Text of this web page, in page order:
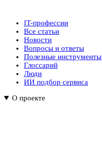
IT-профессии
Все статьи
Новости
Вопросы и ответы
Полезные инструменты
Глоссарий
Люди
ИИ подбор сервиса
О проекте